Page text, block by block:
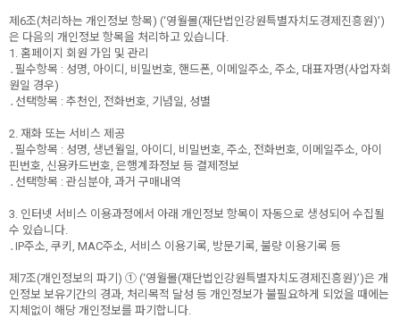
제6조(처리하는 개인정보 항목) (‘영월몰(재단법인강원특별자치도경제진흥원)’)
은 다음의 개인정보 항목을 처리하고 있습니다.
1. 홈페이지 회원 가입 및 관리
․필수항목 : 성명, 아이디, 비밀번호, 핸드폰, 이메일주소, 주소, 대표자명(사업자회
원일 경우)
․선택항목 : 추천인, 전화번호, 기념일, 성별
2. 재화 또는 서비스 제공
․필수항목 : 성명, 생년월일, 아이디, 비밀번호, 주소, 전화번호, 이메일주소, 아이
핀번호, 신용카드번호, 은행계좌정보 등 결제정보
․선택항목 : 관심분야, 과거 구매내역
3. 인터넷 서비스 이용과정에서 아래 개인정보 항목이 자동으로 생성되어 수집될
수 있습니다.
․IP주소, 쿠키, MAC주소, 서비스 이용기록, 방문기록, 불량 이용기록 등
제7조(개인정보의 파기) ① (‘영월몰(재단법인강원특별자치도경제진흥원)’)은 개
인정보 보유기간의 경과, 처리목적 달성 등 개인정보가 불필요하게 되었을 때에는
지체없이 해당 개인정보를 파기합니다.